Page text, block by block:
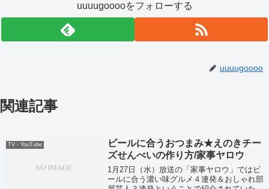
uuuugooooをフォローする
uuuugoooo
関連記事
TV・YouTube
ビールに合うおつまみ★えのきチー
ズせんべいの作り方/家事ヤロウ
1月27日（水）放送の「家事ヤロウ」ではビ
ールに合う濃い味グルメ４連発＆おしゃれ部